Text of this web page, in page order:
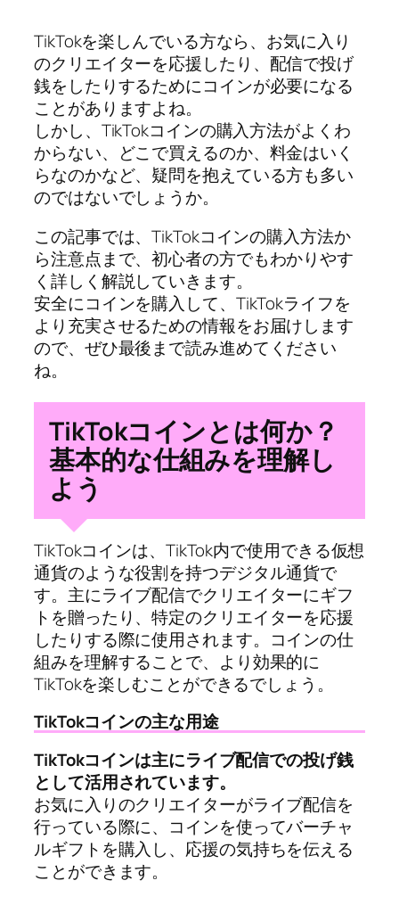
TikTokを楽しんでいる方なら、お気に入り
のクリエイターを応援したり、配信で投げ
銭をしたりするためにコインが必要になる
ことがありますよね。
しかし、TikTokコインの購入方法がよくわ
からない、どこで買えるのか、料金はいく
らなのかなど、疑問を抱えている方も多い
のではないでしょうか。
この記事では、TikTokコインの購入方法か
ら注意点まで、初心者の方でもわかりやす
く詳しく解説していきます。
安全にコインを購入して、TikTokライフを
より充実させるための情報をお届けします
ので、ぜひ最後まで読み進めてください
ね。
TikTokコインとは何か？
基本的な仕組みを理解し
よう
TikTokコインは、TikTok内で使用できる仮想
通貨のような役割を持つデジタル通貨で
す。主にライブ配信でクリエイターにギフ
トを贈ったり、特定のクリエイターを応援
したりする際に使用されます。コインの仕
組みを理解することで、より効果的に
TikTokを楽しむことができるでしょう。
TikTokコインの主な用途
TikTokコインは主にライブ配信での投げ銭
として活用されています。
お気に入りのクリエイターがライブ配信を
行っている際に、コインを使ってバーチャ
ルギフトを購入し、応援の気持ちを伝える
ことができます。